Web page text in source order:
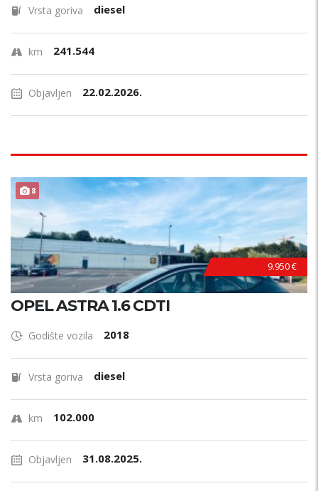
Vrsta goriva diesel
km 241.544
Objavljen 22.02.2026.
8 POVOLJNO !
9.950 €
OPEL ASTRA 1.6 CDTI
Godište vozila 2018
Vrsta goriva diesel
km 102.000
Objavljen 31.08.2025.